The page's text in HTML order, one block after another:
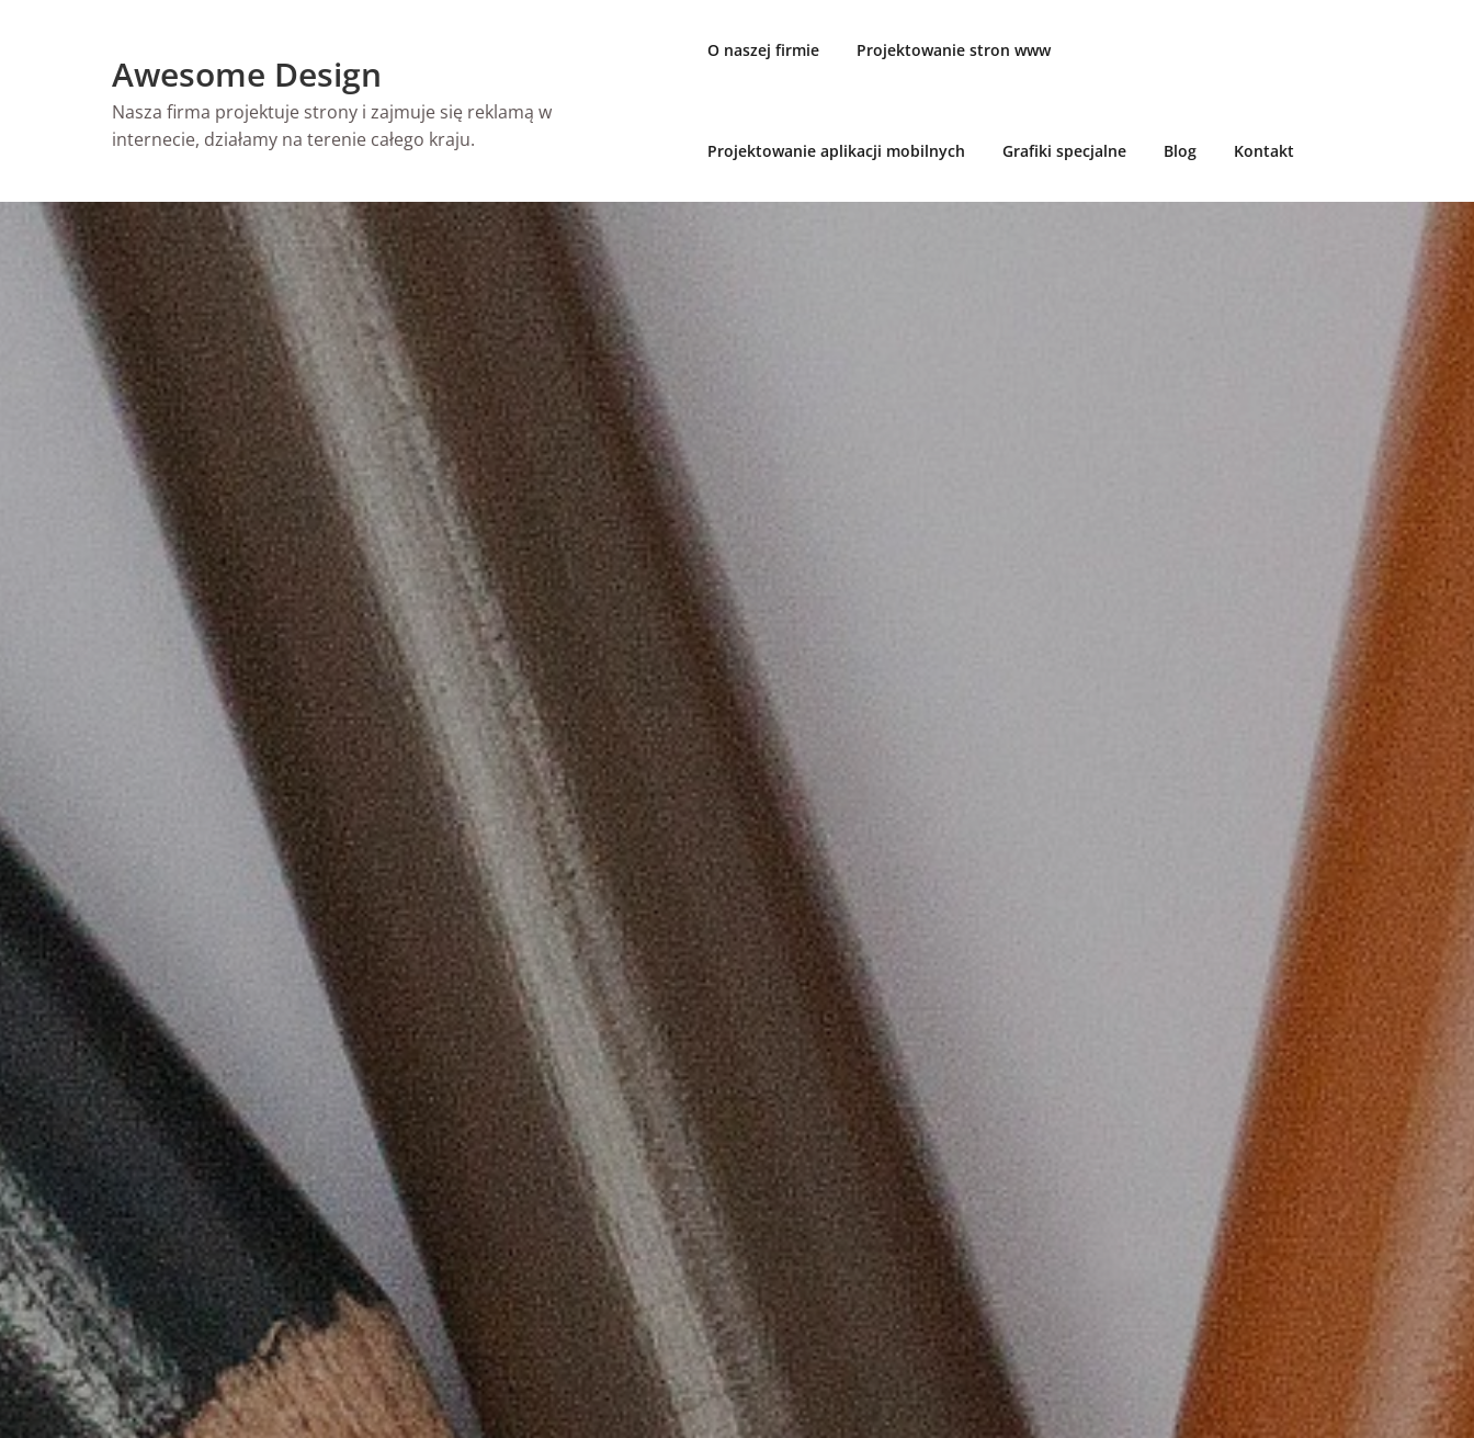
Awesome Design
Nasza firma projektuje strony i zajmuje się reklamą w
internecie, działamy na terenie całego kraju.
O naszej firmie Projektowanie stron www
Projektowanie aplikacji mobilnych Grafiki specjalne Blog Kontakt